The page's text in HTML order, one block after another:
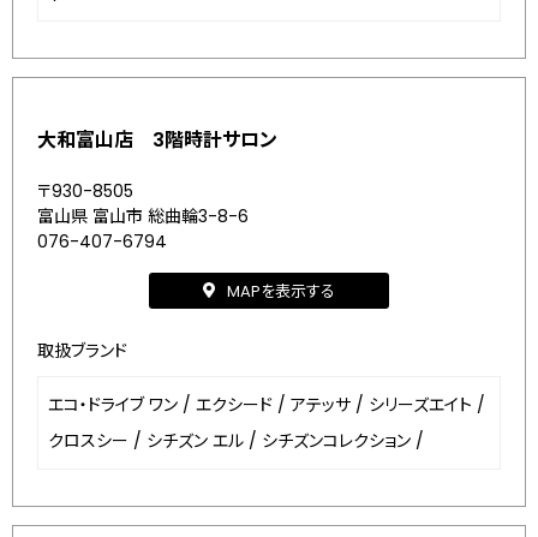
大和富山店 3階時計サロン
〒930-8505
富山県 富山市 総曲輪3-8-6
076-407-6794
MAPを表示する
取扱ブランド
エコ・ドライブ ワン / エクシード / アテッサ / シリーズエイト /
クロスシー / シチズン エル / シチズンコレクション /